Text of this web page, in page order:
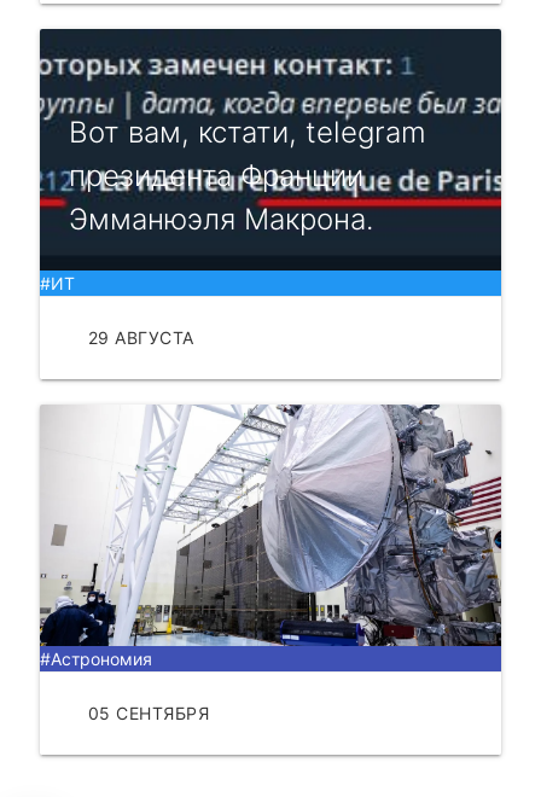
Вот вам, кстати, telegram
президента Франции
Эмманюэля Макрона.
#ИТ
29 АВГУСТА
#Астрономия
05 СЕНТЯБРЯ